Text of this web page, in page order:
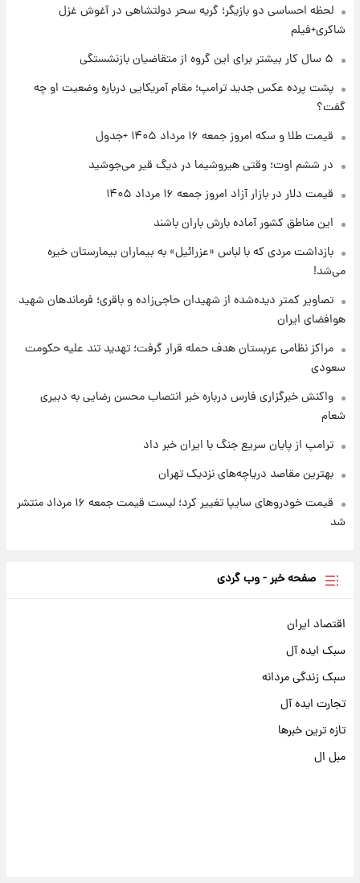
شد؛ تیکدری، محبی و سرگیف با اعداد ویژه
۱ روز پیش
شد+فیلم
۱ روز پیش
امروز پنجشنبه ۱۵ مرداد ۱۴۰۵ +جدول
قیمت طلا و سکه امروز پنجشنبه ۱۵ مرداد ۱۴۰۵
شارژ جدید کالابرگ برای سه دهک؛ جزئیات اعلام
لحظه احساسی دو بازیگر؛ گریه سحر دولتشاهی در آغوش غزل
شاکری+فیلم
۵ سال کار بیشتر برای این گروه از متقاضیان بازنشستگی
پشت پرده عکس جدید ترامپ؛ مقام آمریکایی درباره وضعیت او چه
گفت؟
قیمت طلا و سکه امروز جمعه ۱۶ مرداد ۱۴۰۵ +جدول
در ششم اوت؛ وقتی هیروشیما در دیگ قیر می‌جوشید
قیمت دلار در بازار آزاد امروز جمعه ۱۶ مرداد ۱۴۰۵
این مناطق کشور آماده بارش باران باشند
بازداشت مردی که با لباس «عزرائیل» به بیماران بیمارستان خیره
می‌شد!
تصاویر کمتر دیده‌شده از شهیدان حاجی‌زاده و باقری؛ فرماندهان شهید
هوافضای ایران
مراکز نظامی عربستان هدف حمله قرار گرفت؛ تهدید تند علیه حکومت
سعودی
واکنش خبرگزاری فارس درباره خبر انتصاب محسن رضایی به دبیری
شعام
ترامپ از پایان سریع جنگ با ایران خبر داد
بهترین مقاصد دریاچه‌های نزدیک تهران
قیمت خودروهای سایپا تغییر کرد؛ لیست قیمت جمعه ۱۶ مرداد منتشر
شد
صفحه خبر - وب گردی
اقتصاد ایران
سبک ایده آل
سبک زندگی مردانه
تجارت ایده آل
تازه ترین خبرها
مبل ال